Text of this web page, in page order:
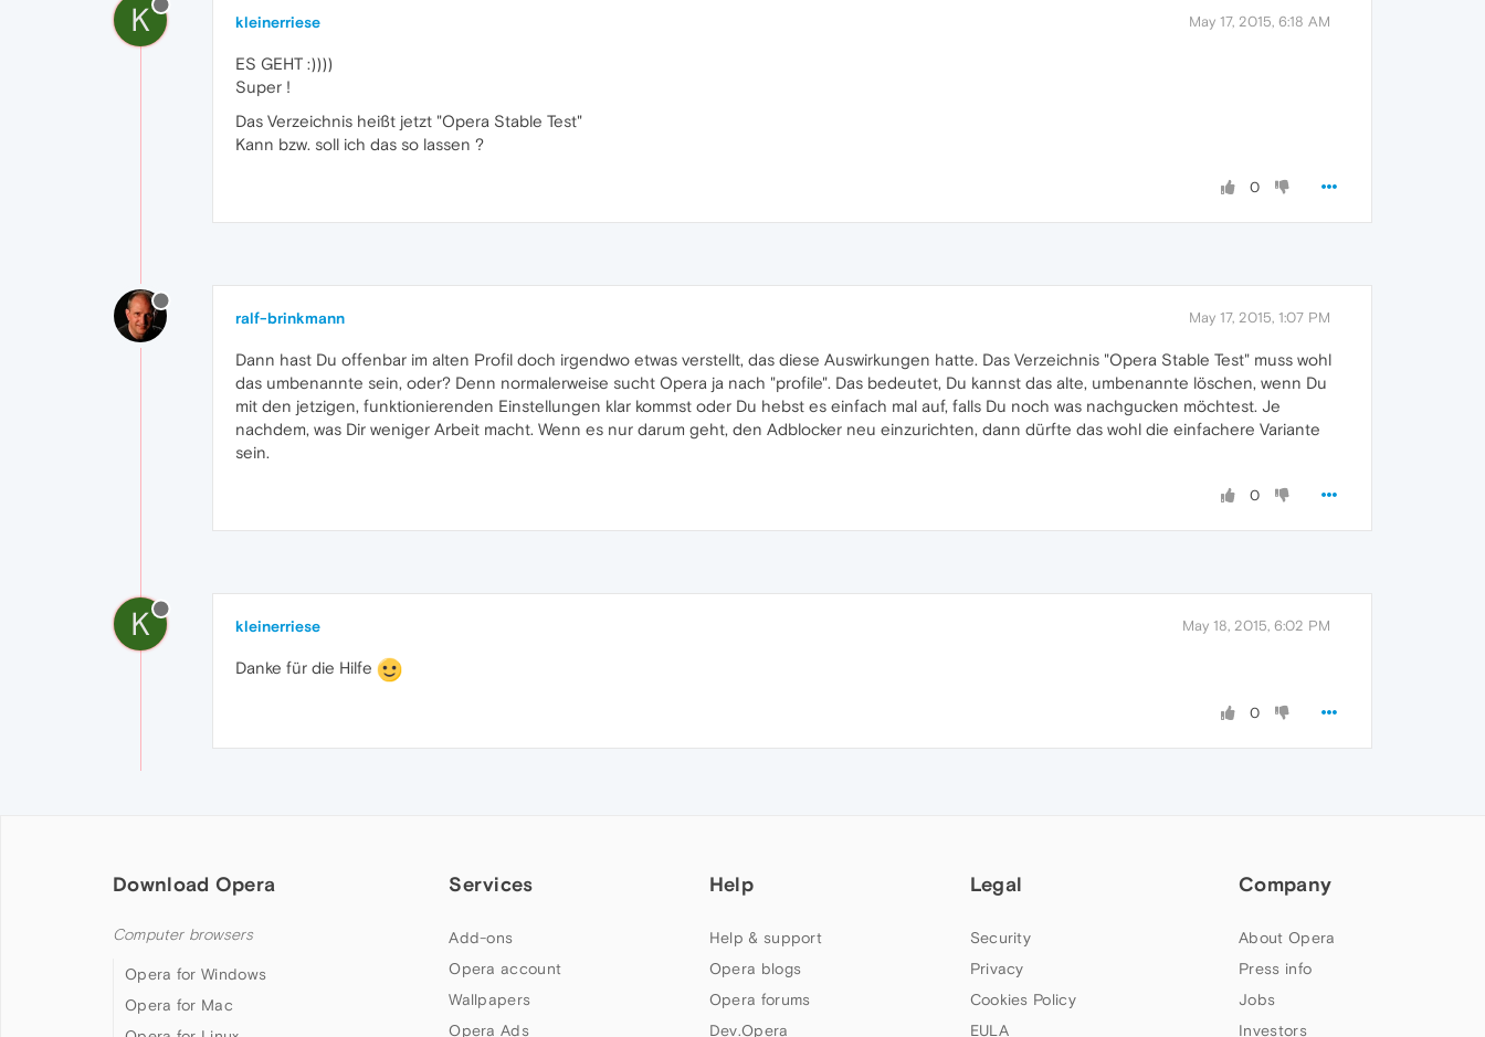
K kleinerriese May 17, 2015, 6:18 AM
ES GEHT :))))
Super !
Das Verzeichnis heißt jetzt "Opera Stable Test"
Kann bzw. soll ich das so lassen ?
0
ralf-brinkmann May 17, 2015, 1:07 PM
Dann hast Du offenbar im alten Profil doch irgendwo etwas verstellt, das diese Auswirkungen hatte. Das Verzeichnis "Opera Stable Test" muss wohl
das umbenannte sein, oder? Denn normalerweise sucht Opera ja nach "profile". Das bedeutet, Du kannst das alte, umbenannte löschen, wenn Du
mit den jetzigen, funktionierenden Einstellungen klar kommst oder Du hebst es einfach mal auf, falls Du noch was nachgucken möchtest. Je
nachdem, was Dir weniger Arbeit macht. Wenn es nur darum geht, den Adblocker neu einzurichten, dann dürfte das wohl die einfachere Variante
sein.
0
K kleinerriese May 18, 2015, 6:02 PM
Danke für die Hilfe
0
Download Opera
Computer browsers
Opera for Windows
Opera for Mac
Services
Add-ons
Opera account
Wallpapers
Opera Ads
Help
Help & support
Opera blogs
Opera forums
Dev.Opera
Legal
Security
Privacy
Cookies Policy
EULA
Company
About Opera
Press info
Jobs
Investors